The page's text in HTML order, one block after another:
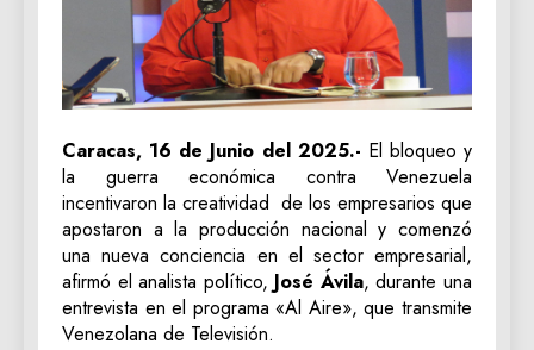
Caracas, 16 de Junio del 2025.- El bloqueo y
la guerra económica contra Venezuela
incentivaron la creatividad de los empresarios que
apostaron a la producción nacional y comenzó
una nueva conciencia en el sector empresarial,
afirmó el analista político, José Ávila, durante una
entrevista en el programa «Al Aire», que transmite
Venezolana de Televisión.